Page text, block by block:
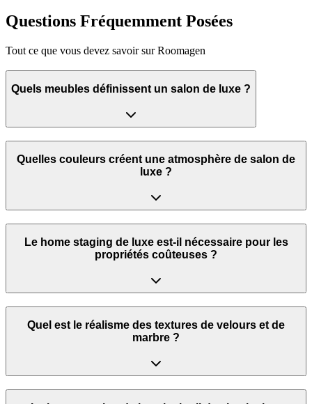
Questions Fréquemment Posées
Tout ce que vous devez savoir sur Roomagen
Quels meubles définissent un salon de luxe ?
Quelles couleurs créent une atmosphère de salon de
luxe ?
Le home staging de luxe est-il nécessaire pour les
propriétés coûteuses ?
Quel est le réalisme des textures de velours et de
marbre ?